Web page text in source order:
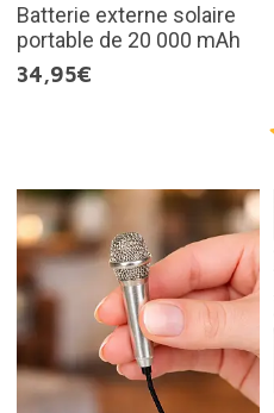
Batterie externe solaire
portable de 20 000 mAh
34,95€